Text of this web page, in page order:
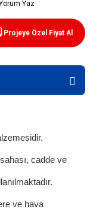
cm PVC - 32 cm TPE
Yaz
Projeye Özel Fiyat Al
cadde ve
ve hava